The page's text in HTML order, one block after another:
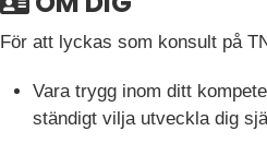
För att lyckas som konsult på
Vara trygg inom ditt
ständigt vilja utveckla dig